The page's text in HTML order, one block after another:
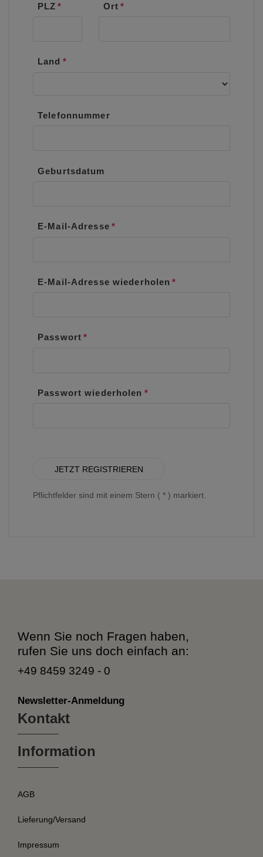
PLZ Ort
Land
Telefonnummer
Geburtsdatum
E-Mail-Adresse
E-Mail-Adresse wiederholen
Passwort
Passwort wiederholen
Pflichtfelder sind mit einem Stern ( * ) markiert.
Wenn Sie noch Fragen haben,
rufen Sie uns doch einfach an:
+49 8459 3249 - 0
Newsletter-Anmeldung
Kontakt
Information
AGB
Lieferung/Versand
Impressum